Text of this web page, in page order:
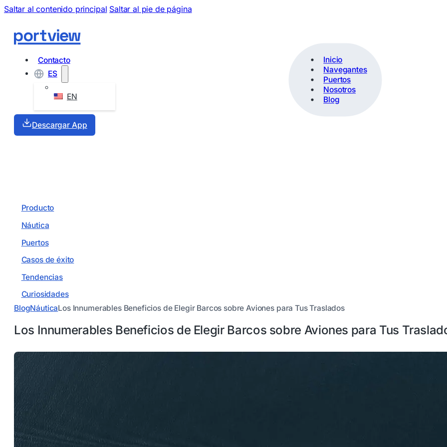
Saltar al contenido principal Saltar al pie de página
Inicio
Navegantes
Puertos
Nosotros
Blog
Contacto
ES
EN
Descargar App
Producto
Náutica
Puertos
Casos de éxito
Tendencias
Curiosidades
BlogNáuticaLos Innumerables Beneficios de Elegir Barcos sobre Aviones para Tus Traslados
Los Innumerables Beneficios de Elegir Barcos sobre Aviones para Tus